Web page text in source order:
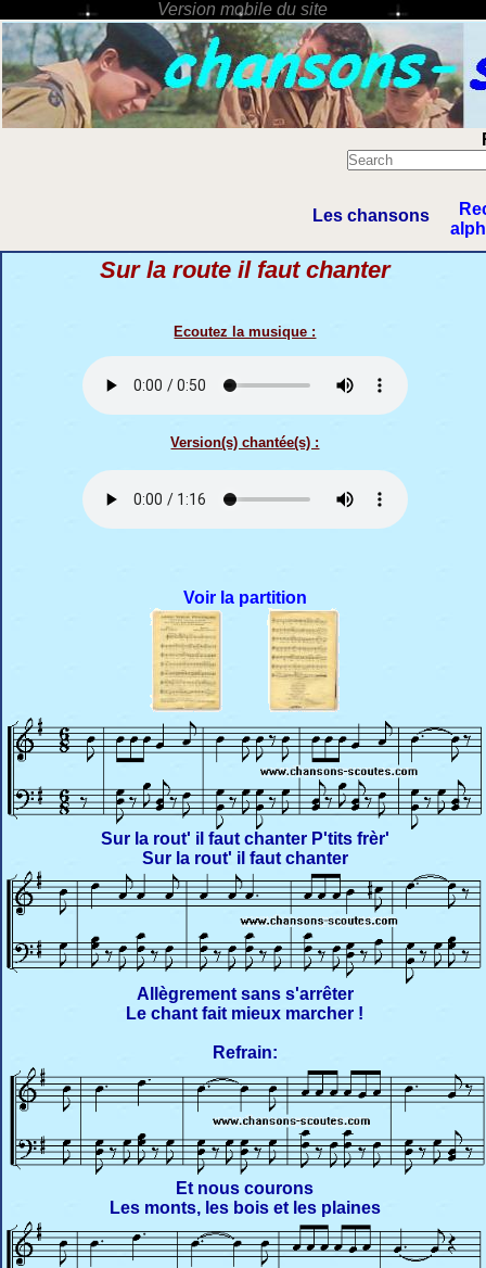
Les chansons
Sur la route il faut chanter
Ecoutez la musique :
Version(s) chantée(s) :
Voir la partition
Sur la rout' il faut chanter P'tits frèr'
Sur la rout' il faut chanter
Allègrement sans s'arrêter
Le chant fait mieux marcher !
Refrain:
Et nous courons
Les monts, les bois et les plaines